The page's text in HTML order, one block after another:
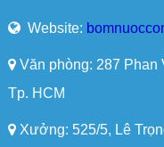
Website:
Văn phòng: 287 Phan
Tp. HCM
Xưởng: 525/5, Lê